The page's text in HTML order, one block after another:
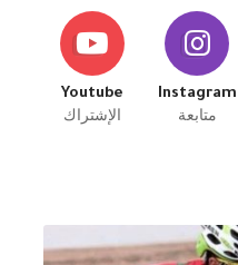
Instagram
متابعة
Youtube
الإشتراك